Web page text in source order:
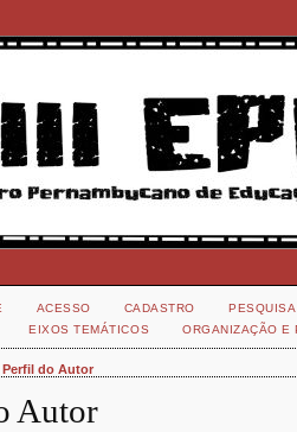
ACESSO CADASTRO
PESQUISA
EIXOS TEMÁTICOS ORGANIZAÇÃO E
Perfil do Autor
Autor